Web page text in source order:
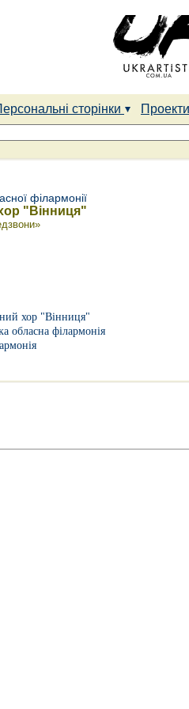
сторінки Проекти
філармонії
"Вінниця"
хор "Вінниця"
обласна філармонія